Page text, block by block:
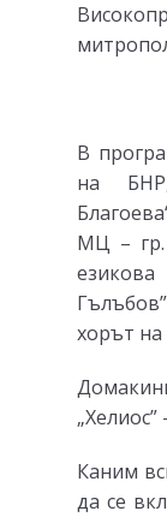
В
на
МЦ – гр.
езикова
хорът
Каним
да се